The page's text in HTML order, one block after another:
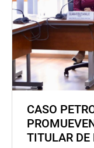
CASO
TITULAR